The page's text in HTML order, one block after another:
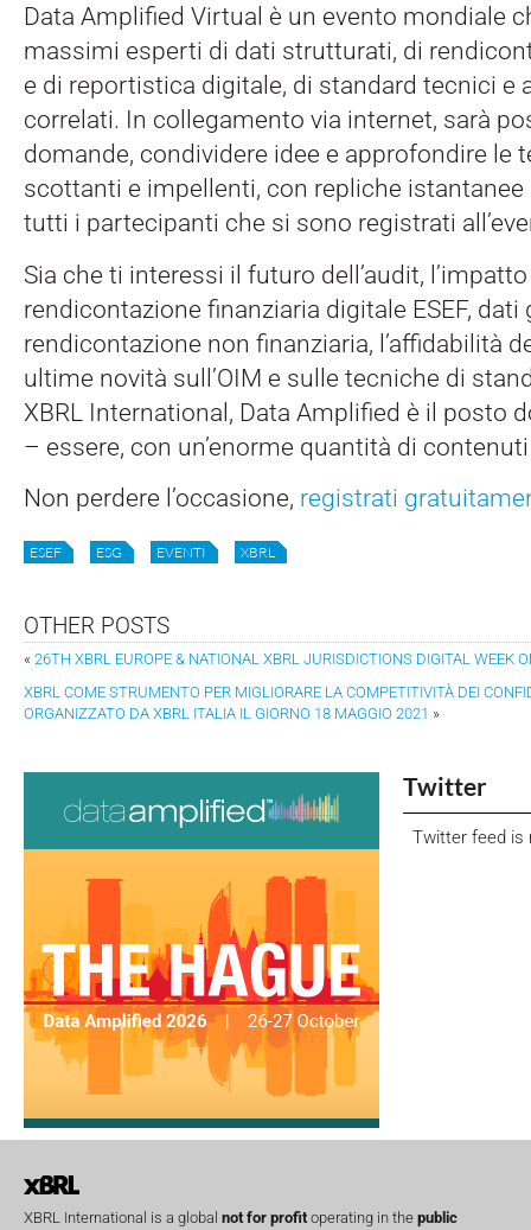
Data Amplified Virtual è un evento mondiale
massimi esperti di dati strutturati, di
e di reportistica digitale, di standard tecnici e
correlati. In collegamento via internet, sarà
domande, condividere idee e approfondire le
scottanti e impellenti, con repliche
tutti i partecipanti che si sono registrati
Sia che ti interessi il futuro dell’audit,
rendicontazione finanziaria digitale ESEF, dati
rendicontazione non finanziaria, l’affidabilità
ultime novità sull’OIM e sulle tecniche di
XBRL International, Data Amplified è il posto
– essere, con un’enorme quantità di
Non perdere l’occasione, registrati
ESEF ESG EVENTI XBRL
OTHER POSTS
« 26TH XBRL EUROPE & NATIONAL XBRL JURISDICTIONS DIGITAL WEEK
XBRL COME STRUMENTO PER MIGLIORARE LA COMPETITIVITÀ DEI
ORGANIZZATO DA XBRL ITALIA IL GIORNO 18 MAGGIO 2021 »
Twitter
Twitter feed is
XBRL International is a global not for profitoperating in the public